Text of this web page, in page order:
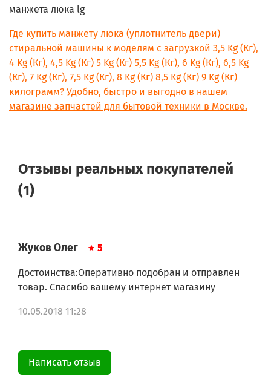
манжета люка lg
Где купить манжету люка (уплотнитель двери)
стиральной машины к моделям с загрузкой 3,5 Kg (Кг),
4 Kg (Кг), 4,5 Kg (Кг) 5 Kg (Кг) 5,5 Kg (Кг), 6 Kg (Кг), 6,5 Kg
(Кг), 7 Kg (Кг), 7,5 Kg (Кг), 8 Kg (Кг) 8,5 Kg (Кг) 9 Kg (Кг)
килограмм? Удобно, быстро и выгодно в нашем
магазине запчастей для бытовой техники в Москве.
Отзывы реальных покупателей
(1)
Жуков Олег 5
Достоинства:Оперативно подобран и отправлен
товар. Спасибо вашему интернет магазину
10.05.2018 11:28
Написать отзыв